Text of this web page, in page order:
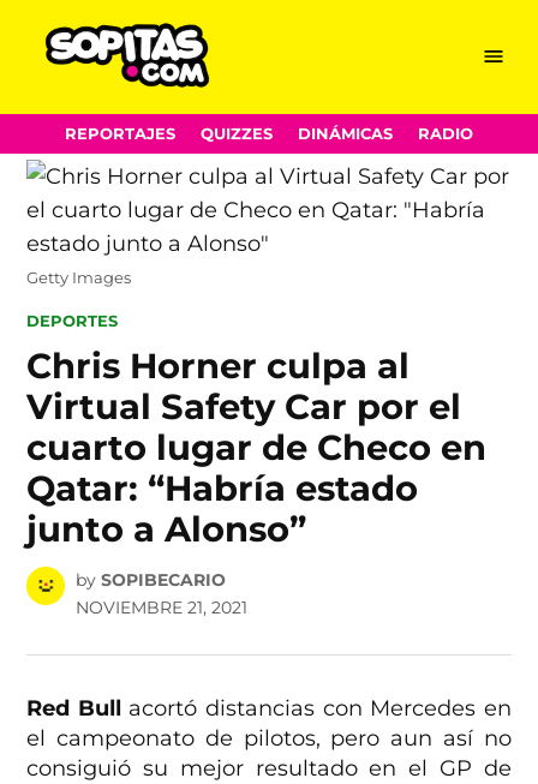
Skip
to
content
Menu
REPORTAJES QUIZZES DINÁMICAS RADIO
Getty Images
POSTED
DEPORTES
Chris Horner culpa al
Virtual Safety Car por el
cuarto lugar de Checo en
Qatar: “Habría estado
junto a Alonso”
by SOPIBECARIO
NOVIEMBRE 21, 2021
Red Bull acortó distancias con Mercedes en
el campeonato de pilotos, pero aun así no
consiguió su mejor resultado en el GP de